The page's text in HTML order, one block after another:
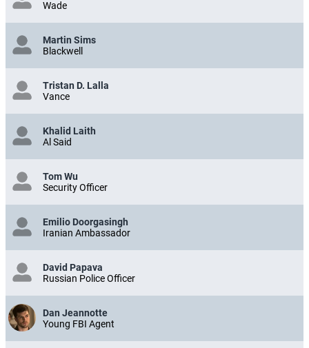
Wade
Martin Sims
Blackwell
Tristan D. Lalla
Vance
Khalid Laith
Al Said
Tom Wu
Security Officer
Emilio Doorgasingh
Iranian Ambassador
David Papava
Russian Police Officer
Dan Jeannotte
Young FBI Agent